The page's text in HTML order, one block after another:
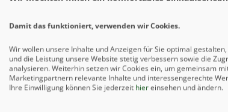
geschnitten und
WPC
materialtypisch
Deine Vorteile bei Gartenzaun24.de
Individuelle Beratung
Wir unterstützen
Konfiguratoren
über unseren
Damit das funktioniert, verwenden wir Cookies.
Wir wollen unsere Inhalte und Anzeigen für Sie optimal
und die Leistung unsere Website stetig verbessern sowie die
analysieren. Weiterhin setzen wir Cookies ein, um gemeinsam
Marketingpartnern relevante Inhalte und interessengerechte
Ihre Einwilligung können Sie jederzeit hiereinsehen und ändern.